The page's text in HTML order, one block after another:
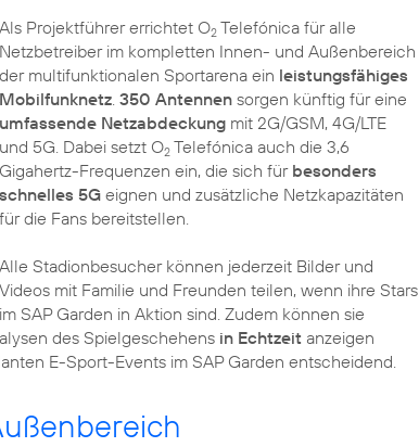
Als Projektführer errichtet O2Telefónica für alle
Netzbetreiber im kompletten Innen- und Außenbereich
der multifunktionalen Sportarena ein leistungsfähiges
Mobilfunknetz. 350 Antennensorgen künftig für eine
umfassende Netzabdeckungmit 2G/GSM, 4G/LTE
und 5G. Dabei setzt O2Telefónica auch die 3,6
Gigahertz-Frequenzen ein, die sich für besonders
schnelles 5Geignen und zusätzliche Netzkapazitäten
für die Fans bereitstellen.
Alle Stadionbesucher können jederzeit Bilder und
Videos mit Familie und Freunden teilen, wenn ihre Stars
im SAP Garden in Aktion sind. Zudem können sie
des Spielgeschehens in Echtzeit anzeigen
E-Sport-Events im SAP Garden entscheidend.